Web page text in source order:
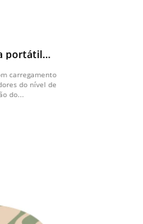
portátil
(5 000
carregamento
do nível de
do...